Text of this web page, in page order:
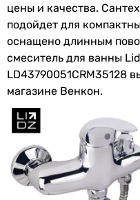
Размер
картриджа
смесителя
40
Материал
Производство
Диаметр
подключения
1/2
Коллекции Tani
цены и качества.
подойдет для
оснащено длинным
смеситель для ванны
LD43790051CRM35128
магазине Венкон.